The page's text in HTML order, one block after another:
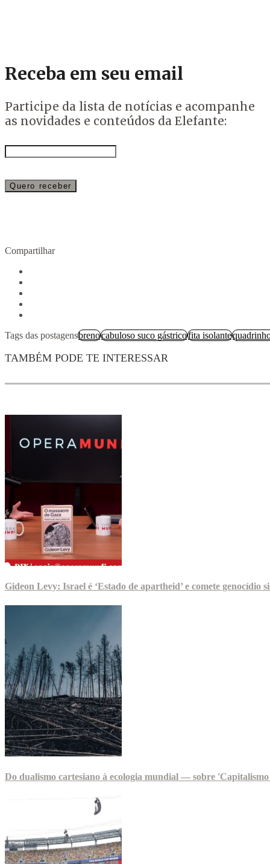
Receba em seu email
Participe da lista de notícias e acompanhe
as novidades e conteúdos da Elefante:
Compartilhar
Tags das postagensbrenocabuloso suco gástricofita isolante
TAMBÉM PODE TE INTERESSAR
Gideon Levy: Israel é ‘Estado de apartheid’ e comete genocídio
Do dualismo cartesiano à ecologia mundial — sobre